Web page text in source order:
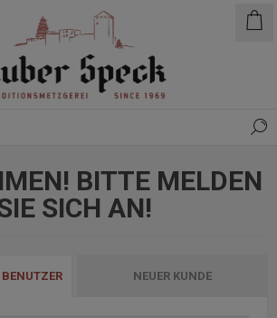
BITTE MELDEN
SICH AN!
BENUTZER NEUER KUNDE